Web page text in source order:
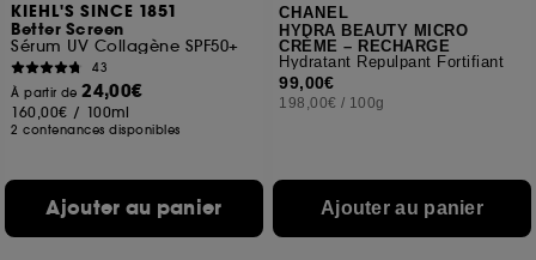
KIEHL'S SINCE 1851
Better Screen
Sérum UV Collagène SPF50+
43
À partir de24,00€
160,00€ / 100ml
2 contenances disponibles
Ajouter au panier
CHANEL
HYDRA BEAUTY MICRO
CRÈME – RECHARGE
Hydratant Repulpant Fortifiant
99,00€
198,00€ / 100g
Ajouter au panier